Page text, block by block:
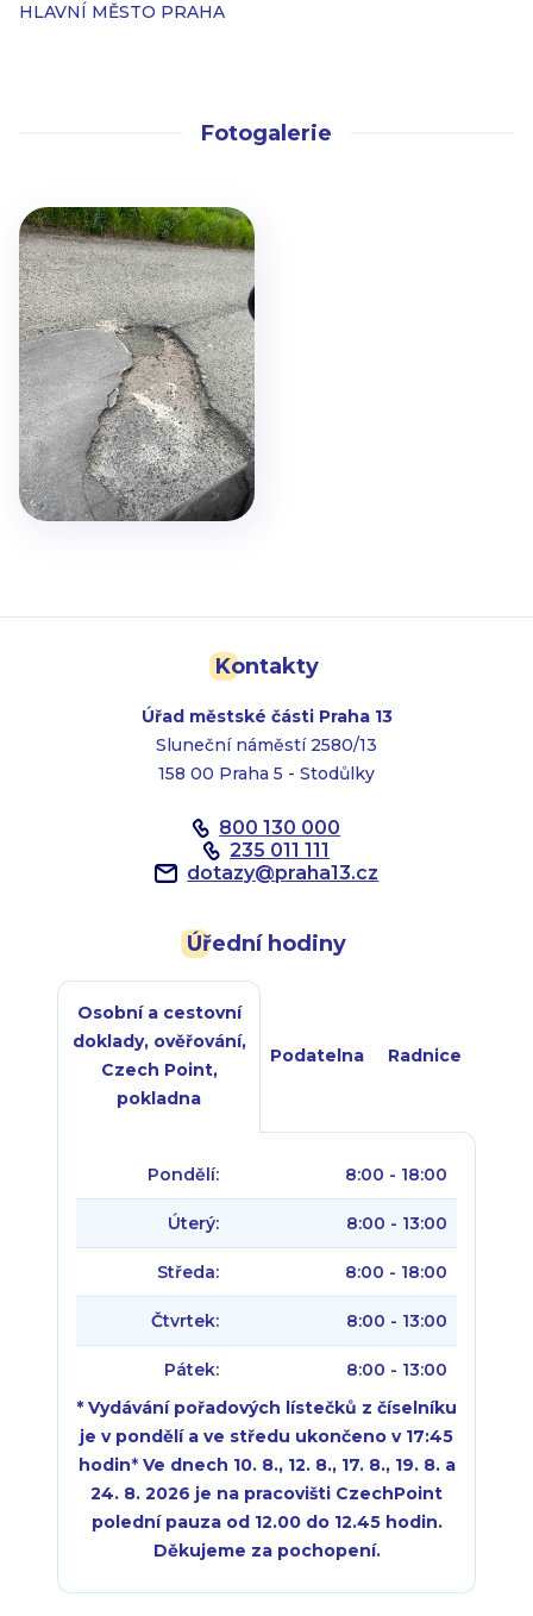
HLAVNÍ MĚSTO PRAHA
Fotogalerie
Kontakty
Úřad městské části Praha 13
Sluneční náměstí 2580/13
158 00 Praha 5 - Stodůlky
800 130 000
235 011 111
dotazy@praha13.cz
Úřední hodiny
Osobní a cestovní
doklady, ověřování,
Czech Point,
pokladna
Podatelna Radnice
Pondělí: 8:00 - 18:00
Úterý: 8:00 - 13:00
Středa: 8:00 - 18:00
Čtvrtek: 8:00 - 13:00
Pátek:
8:00 - 13:00
* Vydávání pořadových lístečků z číselníku
je v pondělí a ve středu ukončeno v 17:45
hodin* Ve dnech 10. 8., 12. 8., 17. 8., 19. 8. a
24. 8. 2026 je na pracovišti CzechPoint
polední pauza od 12.00 do 12.45 hodin.
Děkujeme za pochopení.